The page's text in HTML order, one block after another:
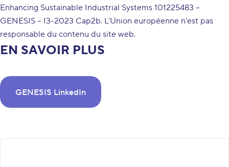
Enhancing Sustainable Industrial Systems 101225483 –
GENESIS – I3-2023 Cap2b. L'Union européenne n'est pas
responsable du contenu du site web.
EN SAVOIR PLUS
GENESIS LinkedIn